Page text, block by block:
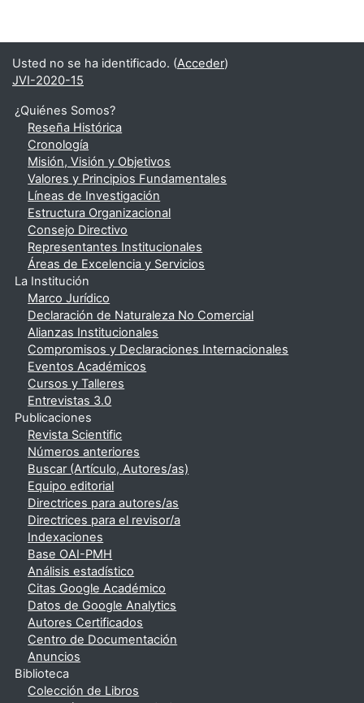
Usted no se ha identificado. (Acceder)
JVI-2020-15
¿Quiénes Somos?
Reseña Histórica
Cronología
Misión, Visión y Objetivos
Valores y Principios Fundamentales
Líneas de Investigación
Estructura Organizacional
Consejo Directivo
Representantes Institucionales
Áreas de Excelencia y Servicios
La Institución
Marco Jurídico
Declaración de Naturaleza No Comercial
Alianzas Institucionales
Compromisos y Declaraciones Internacionales
Eventos Académicos
Cursos y Talleres
Entrevistas 3.0
Publicaciones
Revista Scientific
Números anteriores
Buscar (Artículo, Autores/as)
Equipo editorial
Directrices para autores/as
Directrices para el revisor/a
Indexaciones
Base OAI-PMH
Análisis estadístico
Citas Google Académico
Datos de Google Analytics
Autores Certificados
Centro de Documentación
Anuncios
Biblioteca
Colección de Libros